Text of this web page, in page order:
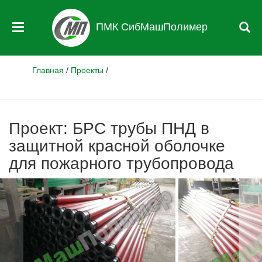
ПМК СибМашПолимер
Главная / Проекты /
Проект: БРС трубы ПНД в
защитной красной оболочке
для пожарного трубопровода